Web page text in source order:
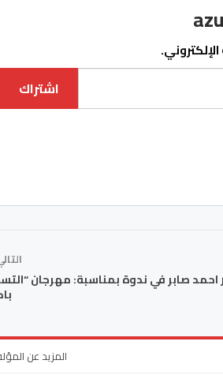
اشتراك
احمد صابر في ندوة بمناسبة: مهرجان
المزيد عن